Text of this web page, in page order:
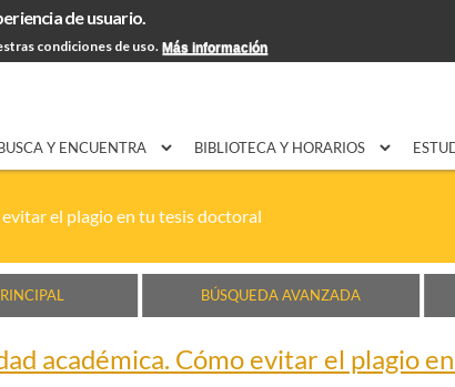
de usuario.
condiciones de uso. Más información
contenido
principal
EXPON@us.es Contacto
Y ENCUENTRA BIBLIOTECA Y HORARIOS
el plagio en tu tesis doctoral
BÚSQUEDA AVANZADA
académica. Cómo evitar el plagio